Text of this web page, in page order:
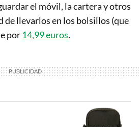
el móvil, la cartera y otros
de llevarlos en los bolsillos (que
por 14,99 euros.